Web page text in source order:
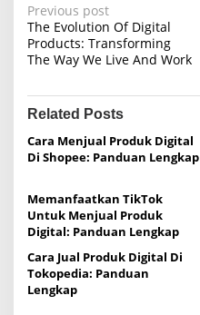
P
o
s
t
n
a
v
i
g
a
t
i
Previous post
The Evolution Of Digital
Products: Transforming
The Way We Live And Work
Related Posts
Cara Menjual Produk Digital
Di Shopee: Panduan Lengkap
Memanfaatkan TikTok
Untuk Menjual Produk
Digital: Panduan Lengkap
Cara Jual Produk Digital Di
Tokopedia: Panduan
Lengkap